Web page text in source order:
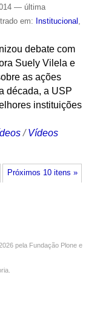
— última
em: Institucional ,
debate com
Suely Vilela e
as ações
década, a USP
instituições
/Vídeos
Próximos 10 itens »
pela Fundação Plone e